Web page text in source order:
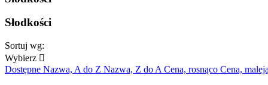
Słodkości
Sortuj wg:
Wybierz 
Dostępne Nazwa, A do Z Nazwa, Z do A Cena, rosnąco Cena,